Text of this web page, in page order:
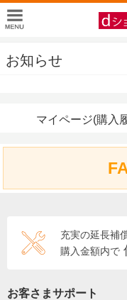
お知らせ
マイページ(購入
充実の延長補
購入金額内で
お客さまサポート